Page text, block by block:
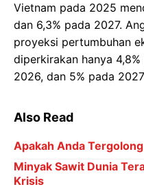
Vietnam pada 2025
dan 6,3% pada 2027.
proyeksi pertumbuhan
diperkirakan hanya
2026, dan 5% pada
Also Read
Apakah Anda
Minyak Sawit Dunia
Krisis